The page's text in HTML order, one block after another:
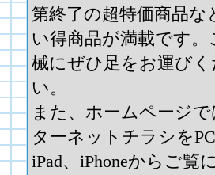
第終了の超特価商品な
い得商品が満載です。
械にぜひ足をお運び
い。
また、ホームページ
ターネットチラシを
iPad、iPhoneからご覧